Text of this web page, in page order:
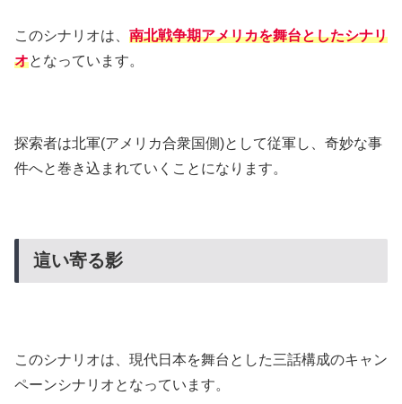
このシナリオは、 南北戦争期アメリカを舞台としたシナリ
オとなっています。
探索者は北軍(アメリカ合衆国側)として従軍し、奇妙な事
件へと巻き込まれていくことになります。
這い寄る影
このシナリオは、現代日本を舞台とした三話構成のキャン
ペーンシナリオとなっています。